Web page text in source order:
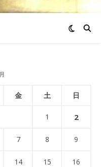
金 土 日
1 2
7 8 9
14 15 16